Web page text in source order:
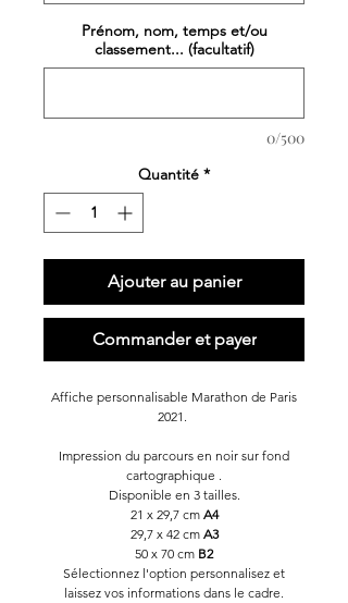
Prénom, nom, temps et/ou
classement... (facultatif)
0/500
Quantité *
Ajouter au panier
Commander et payer
Affiche personnalisable Marathon de Paris
2021.
Impression du parcours en noir sur fond
cartographique .
Disponible en 3 tailles.
21 x 29,7 cm A4
29,7 x 42 cm A3
50 x 70 cm B2
Sélectionnez l'option personnalisez et
laissez vos informations dans le cadre.